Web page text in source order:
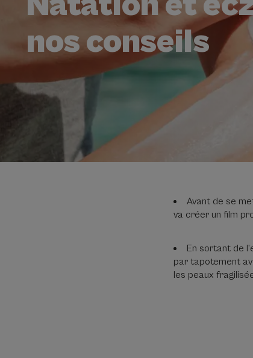
nos conseils
Avant de se
va créer un film
En sortant de
par tapotement
les peaux